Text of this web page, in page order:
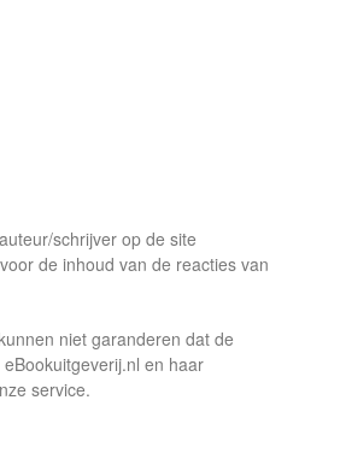
schrijver op de site
de inhoud van de reacties van
niet garanderen dat de
en haar
service.